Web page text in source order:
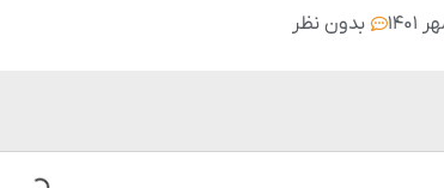
بدون نظر